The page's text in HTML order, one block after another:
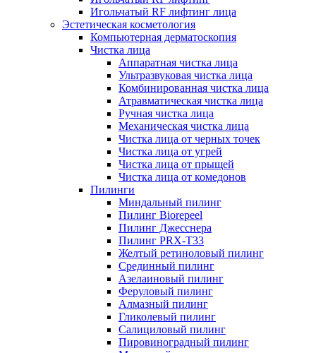
Игольчатый RF лифтинг лица
Эстетическая косметология
Компьютерная дерматоскопия
Чистка лица
Аппаратная чистка лица
Ультразвуковая чистка лица
Комбинированная чистка лица
Атравматическая чистка лица
Ручная чистка лица
Механическая чистка лица
Чистка лица от черных точек
Чистка лица от угрей
Чистка лица от прыщей
Чистка лица от комедонов
Пилинги
Миндальный пилинг
Пилинг Biorepeel
Пилинг Джесснера
Пилинг PRX-T33
Желтый ретиноловый пилинг
Срединный пилинг
Азелаиновый пилинг
Феруловый пилинг
Алмазный пилинг
Гликолевый пилинг
Салициловый пилинг
Пировиноградный пилинг